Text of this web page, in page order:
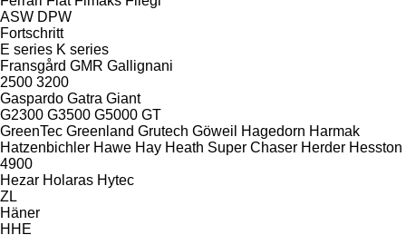
ASW DPW
Fortschritt
E series K series
Fransgård GMR Gallignani
2500 3200
Gaspardo Gatra Giant
G2300 G3500 G5000 GT
GreenTec Greenland Grutech Göweil Hagedorn Harmak
Hatzenbichler Hawe Hay Heath Super Chaser Herder Hesston
4900
Hezar Holaras Hytec
ZL
Häner
HHE